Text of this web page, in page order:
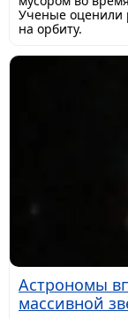
Ученые оценили
на орбиту.
Астрономы
массивной